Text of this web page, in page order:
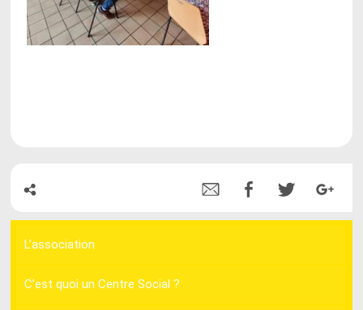
L’association
C’est quoi un Centre Social ?